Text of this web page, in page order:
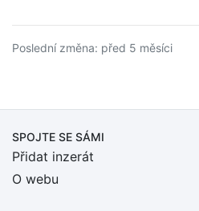
Poslední změna: před 5 měsíci
SPOJTE SE SÁMI
Přidat inzerát
O webu